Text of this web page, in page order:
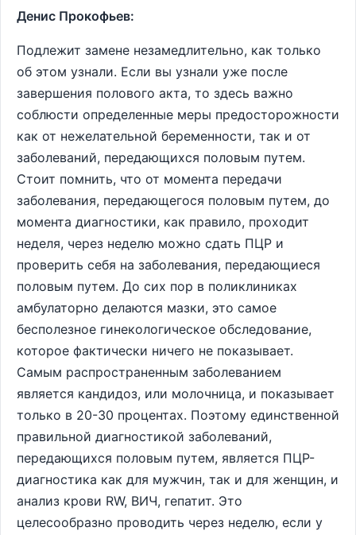
Денис Прокофьев:
Подлежит замене незамедлительно, как только
об этом узнали. Если вы узнали уже после
завершения полового акта, то здесь важно
соблюсти определенные меры предосторожности
как от нежелательной беременности, так и от
заболеваний, передающихся половым путем.
Стоит помнить, что от момента передачи
заболевания, передающегося половым путем, до
момента диагностики, как правило, проходит
неделя, через неделю можно сдать ПЦР и
проверить себя на заболевания, передающиеся
половым путем. До сих пор в поликлиниках
амбулаторно делаются мазки, это самое
бесполезное гинекологическое обследование,
которое фактически ничего не показывает.
Самым распространенным заболеванием
является кандидоз, или молочница, и показывает
только в 20-30 процентах. Поэтому единственной
правильной диагностикой заболеваний,
передающихся половым путем, является ПЦР-
диагностика как для мужчин, так и для женщин, и
анализ крови RW, ВИЧ, гепатит. Это
целесообразно проводить через неделю, если у